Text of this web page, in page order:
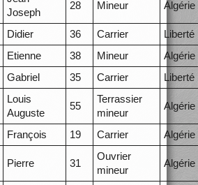
Joseph
28 Mineur Algérie
Didier 36 Carrier
Liberté
Etienne 38 Mineur
Algérie
Gabriel 35 Carrier Liberté
Louis
Auguste
55
Terrassier
mineur
Algérie
François 19 Carrier Algérie
Pierre 31
Ouvrier
mineur